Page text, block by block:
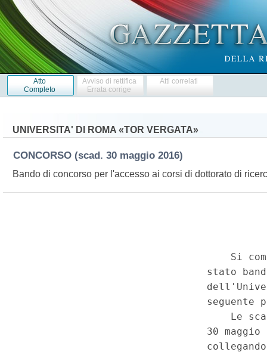
Atto
Completo
Avviso di rettifica
Errata corrige
Atti correlati
UNIVERSITA' DI ROMA «TOR VERGATA»
CONCORSO (scad. 30 maggio 2016)
Bando di concorso per l'accesso ai corsi di dottorato di